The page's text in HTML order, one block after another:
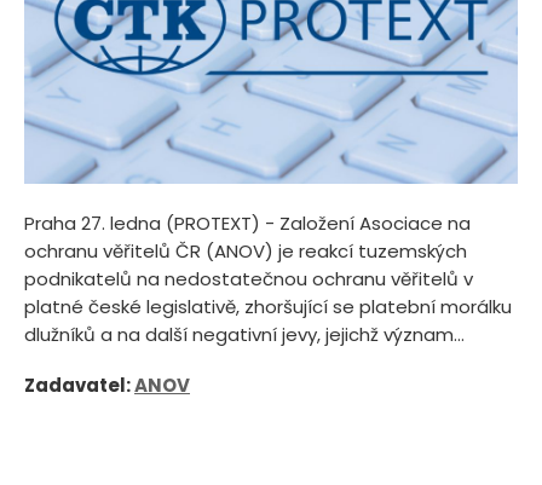
Praha 27. ledna (PROTEXT) - Založení Asociace na
ochranu věřitelů ČR (ANOV) je reakcí tuzemských
podnikatelů na nedostatečnou ochranu věřitelů v
platné české legislativě, zhoršující se platební morálku
dlužníků a na další negativní jevy, jejichž význam...
Zadavatel:ANOV